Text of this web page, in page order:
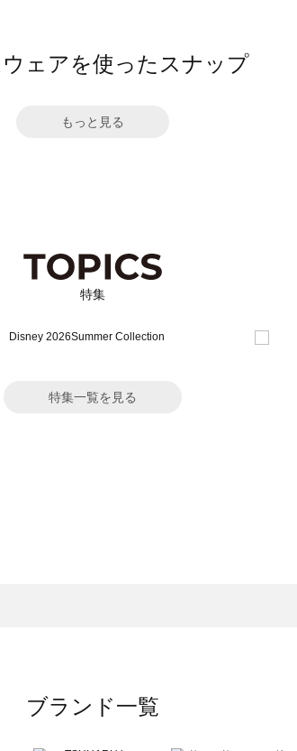
ェアを使ったスナップ
もっと見る
特集
特集一覧を見る
ブランド一覧